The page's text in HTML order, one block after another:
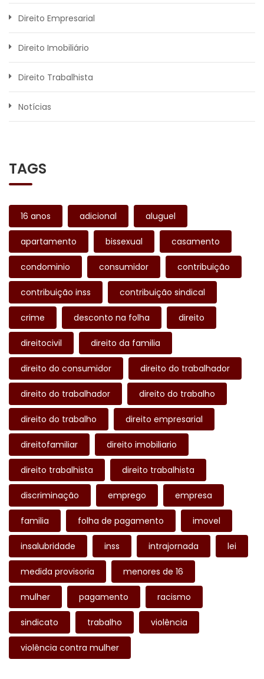
Direito Empresarial
Direito Imobiliário
Direito Trabalhista
Notícias
TAGS
16 anos adicional aluguel
apartamento bissexual casamento
condominio consumidor contribuição
contribuição inss contribuição sindical
crime desconto na folha direito
direitocivil direito da familia
direito do consumidor direito do trabalhador
direito do trabalhador direito do trabalho
direito do trabalho direito empresarial
direitofamiliar direito imobiliario
direito trabalhista direito trabalhista
discriminação emprego empresa
familia folha de pagamento imovel
insalubridade inss intrajornada lei
medida provisoria menores de 16
mulher pagamento racismo
sindicato trabalho violência
violência contra mulher